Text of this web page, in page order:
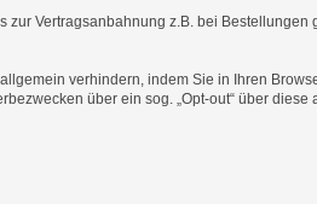
Vertragsanbahnung z.B. bei
verhindern, indem Sie in Ihren
über ein sog. „Opt-out“ über diese